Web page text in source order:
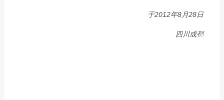
于2012年8月28日
四川成都